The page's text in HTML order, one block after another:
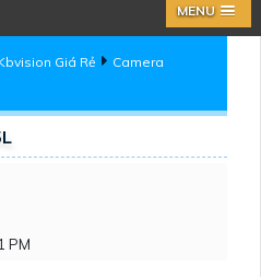
MENU
Giá Rẻ
Camera
PM